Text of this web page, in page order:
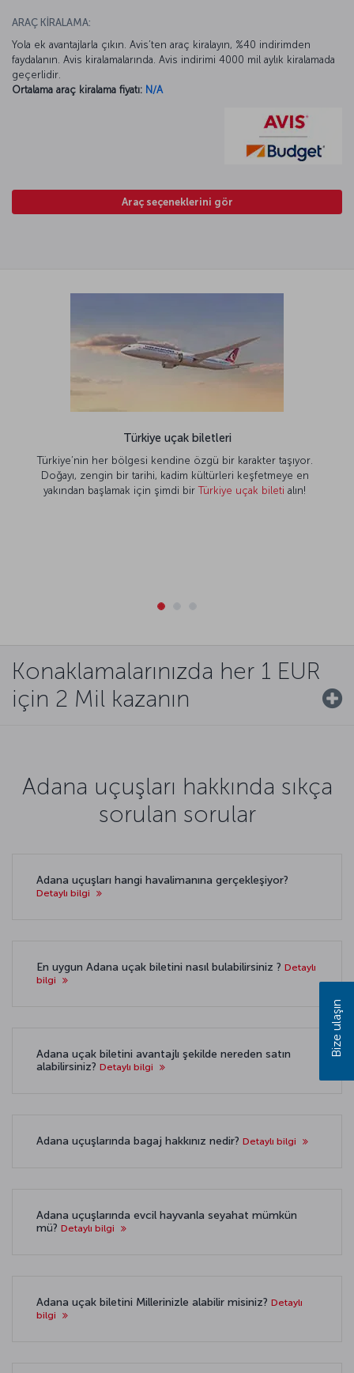
ARAÇ KİRALAMA:
Yola ek avantajlarla çıkın. Avis’ten araç kiralayın, %40 indirimden
faydalanın. Avis kiralamalarında. Avis indirimi 4000 mil aylık kiralamada
geçerlidir.
Ortalama araç kiralama fiyatı: N/A
Araç seçeneklerini gör
Türkiye uçak biletleri
Türkiye’nin her bölgesi kendine özgü bir karakter taşıyor.
Doğayı, zengin bir tarihi, kadim kültürleri keşfetmeye en
yakından başlamak için şimdi birTürkiye uçak bileti alın!
Konaklamalarınızda her 1 EUR
için 2 Mil kazanın
Adana uçuşları hakkında sıkça
sorulan sorular
Adana uçuşları hangi havalimanına gerçekleşiyor?
Detaylı bilgi
En uygun Adana uçak biletini nasıl bulabilirsiniz ? Detaylı
bilgi
Adana uçak biletini avantajlı şekilde nereden satın
alabilirsiniz? Detaylı bilgi
Adana uçuşlarında bagaj hakkınız nedir? Detaylı bilgi
Adana uçuşlarında evcil hayvanla seyahat mümkün
mü? Detaylı bilgi
Adana uçak biletini Millerinizle alabilir misiniz? Detaylı
bilgi
Bize ulaşın